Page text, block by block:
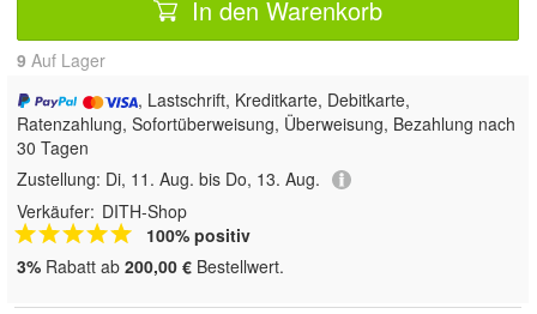
In den Warenkorb
9 Auf Lager
, Lastschrift, Kreditkarte, Debitkarte,
Ratenzahlung, Sofortüberweisung, Überweisung, Bezahlung nach
30 Tagen
Zustellung: Di, 11. Aug. bis Do, 13. Aug.
Verkäufer: DITH-Shop
100% positiv
3% Rabatt ab 200,00 € Bestellwert.